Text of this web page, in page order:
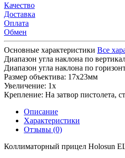
Качество
Доставка
Оплата
Обмен
Основные характеристики Все
Диапазон угла наклона по
Диапазон угла наклона по
Размер объектива: 17х23мм
Увеличение: 1x
Крепление: На затвор пистолета,
Описание
Характеристики
Отзывы (0)
Коллиматорный прицел Holosun